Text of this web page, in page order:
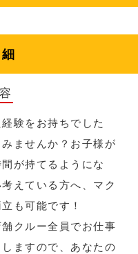
験をお持ちでした
ませんか？お子様が
が持てるようにな
えている方へ、マク
も可能です！
クルー全員でお仕事
ますので、あなたの